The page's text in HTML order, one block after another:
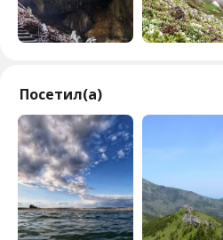
Посетил(а)